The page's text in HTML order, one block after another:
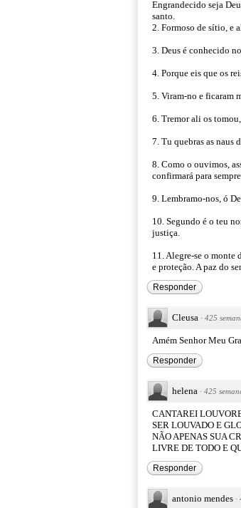
Engrandecido seja
santo.
2. Formoso de sítio, e
3. Deus é conhecido
4. Porque eis que os
5. Viram-no e ficaram
6. Tremor ali os
7. Tu quebras as naus
8. Como o ouvimos,
confirmará para
9. Lembramo-nos, ó
10. Segundo é o teu
justiça.
11. Alegre-se o monte
e proteção. A paz do
Responder
Cleusa · 425
Amém Senhor Meu
Responder
helena · 425
CANTAREI
SER LOUVADO E
NÃO APENAS SUA
LIVRE DE TODO E
Responder
antonio mendes ·